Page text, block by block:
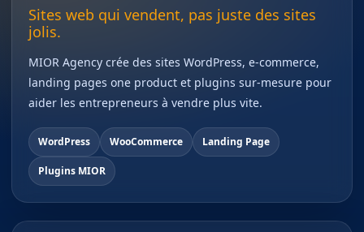
Sites web qui vendent, pas juste des sites
jolis.
MIOR Agency crée des sites WordPress, e-commerce,
landing pages one product et plugins sur-mesure pour
aider les entrepreneurs à vendre plus vite.
WordPress WooCommerce Landing Page
Plugins MIOR